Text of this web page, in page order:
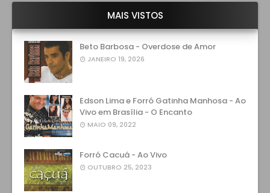
MAIS VISTOS
Beto Barbosa - Overdose de Amor
JANEIRO 19, 2026
Edson Lima e Forró Gatinha Manhosa - Ao
Vivo em Brasília - O Encanto
MAIO 09, 2022
Forró Cacuá - Ao Vivo
OUTUBRO 25, 2023